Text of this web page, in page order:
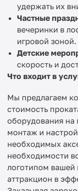
удержать их
Частные
вечеринки в
игровой зоной.
Детские
скорость и
Что входит в
Мы предлагаем
стоимость
оборудования
монтаж и
необходимых
необходимости
логотипом вашей
аттракцион в